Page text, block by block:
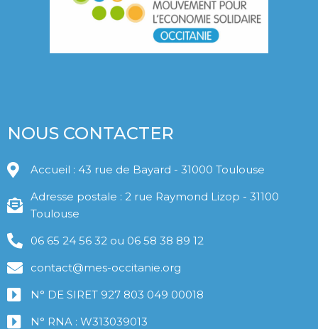
NOUS CONTACTER
Accueil : 43 rue de Bayard - 31000 Toulouse
Adresse postale : 2 rue Raymond Lizop - 31100
Toulouse
06 65 24 56 32 ou 06 58 38 89 12
contact@mes-occitanie.org
N° DE SIRET 927 803 049 00018
N° RNA : W313039013